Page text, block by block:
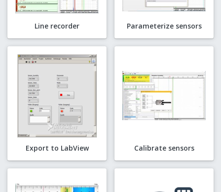
Line recorder Parameterize sensors
Export to LabView Calibrate sensors